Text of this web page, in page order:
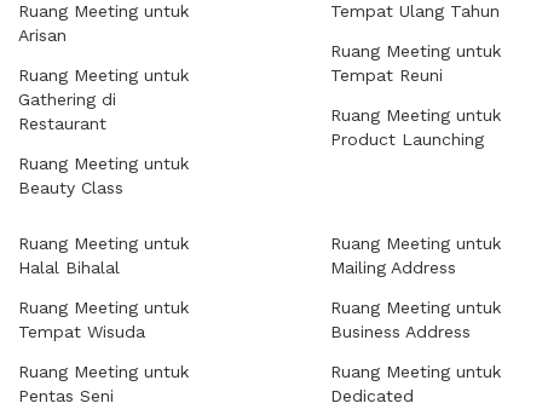
Ruang Meeting untuk
Arisan
Ruang Meeting untuk
Gathering di
Restaurant
Ruang Meeting untuk
Beauty Class
Tempat Ulang Tahun
Ruang Meeting untuk
Tempat Reuni
Ruang Meeting untuk
Product Launching
Ruang Meeting untuk
Halal Bihalal
Ruang Meeting untuk
Tempat Wisuda
Ruang Meeting untuk
Pentas Seni
Ruang Meeting untuk
Mailing Address
Ruang Meeting untuk
Business Address
Ruang Meeting untuk
Dedicated